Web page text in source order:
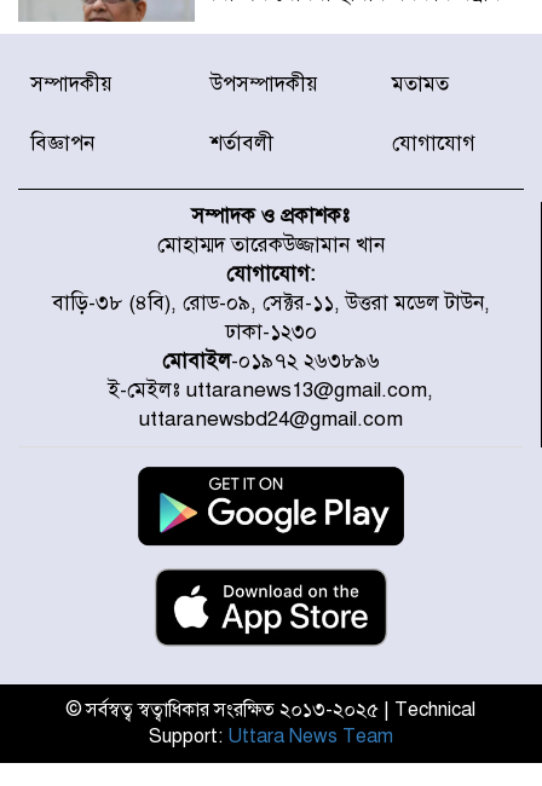
জুলাই জাদুঘর ঘুরে দেখলেন এনসিপি
যুক্তরাষ্ট্রে দাবানল নেভাতে গিয়ে
হেলিকপ্টার বিধ্বস্ত, নিহত ১
মজুদদারের সর্বোচ্চ শাস্তি মৃত্যুদণ্ড, তাই
ভেবে মজুদ করবেন : আইনমন্ত্রী
আন্তর্জাতিক আদিবাসী দিবস: রাষ্ট্রের
দায়িত্ব ও দায়বদ্ধতা II – মং এ খেন
মংমং
যৌথ প্রতিরক্ষা চুক্তি স্বাক্ষর করেছে
সৌদি-তুরস্ক-পাকিস্তান
সাড়ে ৭ ঘণ্টা পর ঢাকা-ময়মনসিংহ
ইনফান্তিনোকে নরওয়ে ফুটবল প্রধানের
সম্পাদকীয় উপসম্পাদকীয় মতামত
বিজ্ঞাপন শর্তাবলী যোগাযোগ
সম্পাদক ও প্রকাশকঃ
মোহাম্মদ তারেকউজ্জামান খান
যোগাযোগ:
বাড়ি-৩৮ (৪বি), রোড-০৯, সেক্টর-১১, উত্তরা মডেল টাউন,
ঢাকা-১২৩০
মোবাইল-০১৯৭২ ২৬৩৮৯৬
ই-মেইলঃ uttaranews13@gmail.com,
uttaranewsbd24@gmail.com
© সর্বস্বত্ব স্বত্বাধিকার সংরক্ষিত ২০১৩-২০২৫ | Technical
Support: Uttara News Team